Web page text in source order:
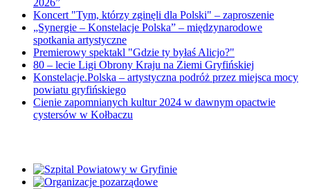
Koncert "Tym, którzy zginęli dla Polski" – zaproszenie
„Synergie – Konstelacje Polska” – międzynarodowe
spotkania artystyczne
Premierowy spektakl "Gdzie ty byłaś Alicjo?"
80 – lecie Ligi Obrony Kraju na Ziemi Gryfińskiej
Konstelacje.Polska – artystyczna podróż przez miejsca mocy
powiatu gryfińskiego
Cienie zapomnianych kultur 2024 w dawnym opactwie
cystersów w Kołbaczu